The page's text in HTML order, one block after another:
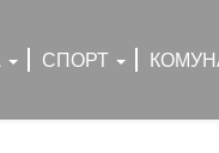
СПОРТ